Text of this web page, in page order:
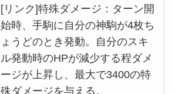
[リンク]特殊ダメージ：ターン開
始時、手駒に自分の神駒が4枚ち
ょうどのとき発動。自分のスキ
ル発動時のHPが減少する程ダメ
ージが上昇し、最大で3400の特
殊ダメージを与える。